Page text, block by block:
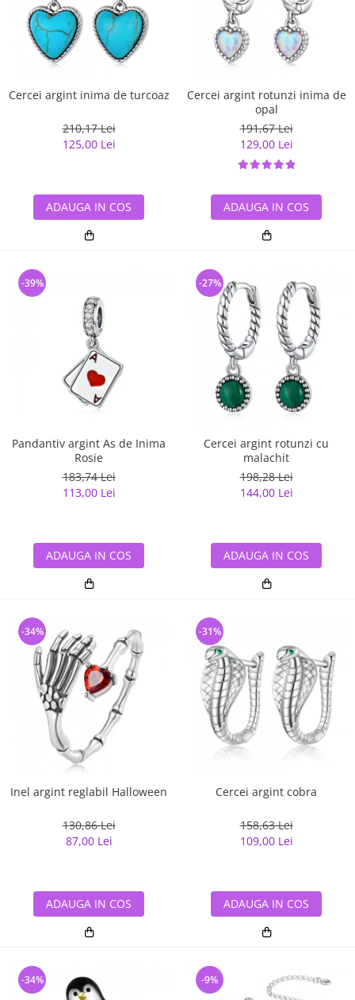
Cercei argint inima de turcoaz
210,17 Lei
125,00 Lei
ADAUGA IN COS
Cercei argint rotunzi inima de
opal
191,67 Lei
129,00 Lei
ADAUGA IN COS
Pandantiv argint As de Inima
Rosie
183,74 Lei
113,00 Lei
-39%
ADAUGA IN COS
Cercei argint rotunzi cu
malachit
198,28 Lei
144,00 Lei
-27%
ADAUGA IN COS
Inel argint reglabil Halloween
130,86 Lei
87,00 Lei
-34%
ADAUGA IN COS
Cercei argint cobra
158,63 Lei
109,00 Lei
-31%
ADAUGA IN COS
-34% -9%